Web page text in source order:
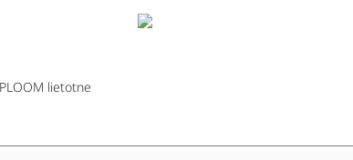
PLOOM lietotne